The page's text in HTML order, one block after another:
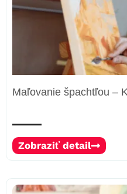
Maľovanie špachtľou –
Zobraziť detail